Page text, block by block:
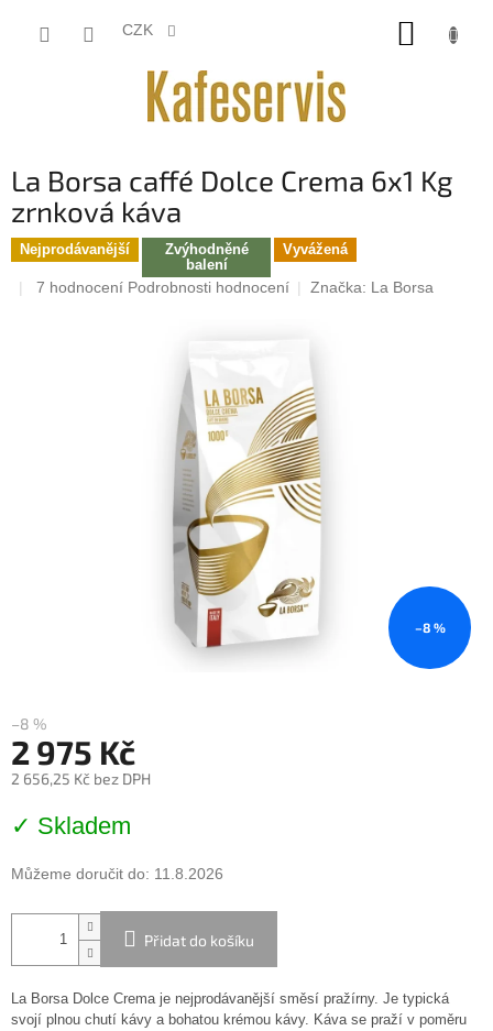
CZK
La Borsa caffé Dolce Crema 6x1 Kg
zrnková káva
Nejprodávanější
Zvýhodněné
balení
Vyvážená
Průměrné
7 hodnocení Podrobnosti hodnocení Značka: La Borsa
–8 %
–8 %
2 975 Kč
2 656,25 Kč bez DPH
cena:
✓ Skladem
Můžeme doručit do: 11.8.2026
Přidat do košíku
La Borsa Dolce Crema je nejprodávanější směsí pražírny. Je typická
svojí plnou chutí kávy a bohatou krémou kávy. Káva se praží v poměru